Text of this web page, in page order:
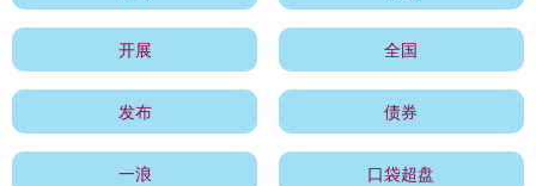
开展 全国
发布 债券
一浪 口袋超盘